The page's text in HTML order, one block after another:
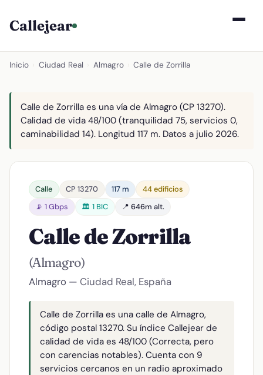
Callejear
Inicio Ciudad Real Almagro Calle de Zorrilla
Calle de Zorrilla es una vía de Almagro (CP 13270).
Calidad de vida 48/100 (tranquilidad 75, servicios 0,
caminabilidad 14). Longitud 117 m. Datos a julio 2026.
Calle CP 13270 117 m
44 edificios
📡 1 Gbps
🏛️ 1 BIC 📍 646m alt.
Calle de Zorrilla
(Almagro)
Almagro — Ciudad Real, España
Calle de Zorrilla es una calle de Almagro,
código postal 13270. Su índice Callejear de
calidad de vida es 48/100 (Correcta, pero
con carencias notables). Cuenta con 9
servicios cercanos en un radio aproximado